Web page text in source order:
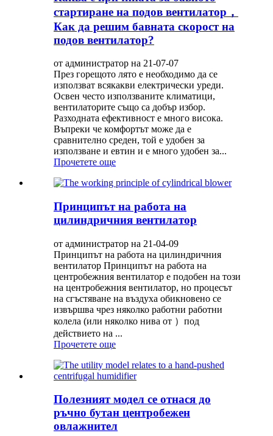
стартиране на подов вентилатор，
Как да решим бавната скорост на
подов вентилатор?
от администратор на 21-07-07
През горещото лято е необходимо да се
използват всякакви електрически уреди.
Освен често използваните климатици,
вентилаторите също са добър избор.
Разходната ефективност е много висока.
Въпреки че комфортът може да е
сравнително среден, той е удобен за
използване и евтин и е много удобен за...
Прочетете още
Принципът на работа на
цилиндричния вентилатор
от администратор на 21-04-09
Принципът на работа на цилиндричния
вентилатор Принципът на работа на
центробежния вентилатор е подобен на този
на центробежния вентилатор, но процесът
на сгъстяване на въздуха обикновено се
извършва чрез няколко работни работни
колела (или няколко нива от ）под
действието на ...
Прочетете още
Полезният модел се отнася до
ръчно бутан центробежен
овлажнител